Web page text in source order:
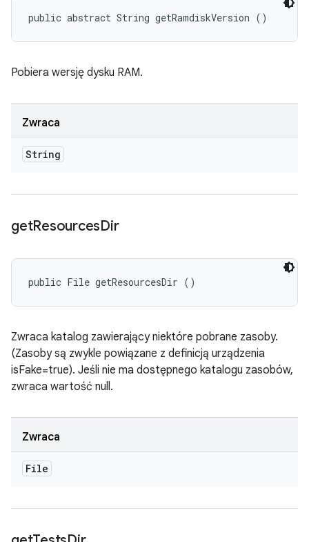
public abstract String getRamdiskVersion ()
Pobiera wersję dysku RAM.
Zwraca
String
getResourcesDir
public File getResourcesDir ()
Zwraca katalog zawierający niektóre pobrane zasoby.
(Zasoby są zwykle powiązane z definicją urządzenia
isFake=true). Jeśli nie ma dostępnego katalogu zasobów,
zwraca wartość null.
Zwraca
File